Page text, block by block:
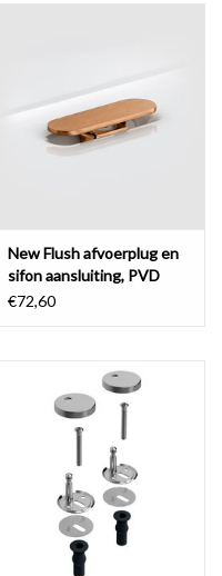
New Flush afvoerplug en
sifon aansluiting, PVD
€72,60